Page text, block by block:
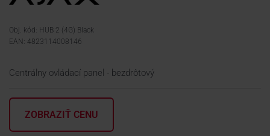
SPOLOČNOSŤ
ŠKOLENIE
PODPORA
Obj. kód: HUB 2 (4G) Black
EAN: 4823114008146
Centrálny ovládací panel - bezdrôtový
ZOBRAZIŤ CENU